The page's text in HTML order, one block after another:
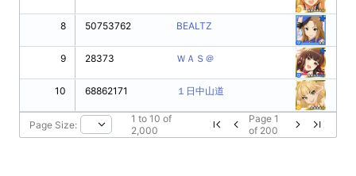
8
9
10
50753762 BEALTZ
28373 ＷＡＳ＠
68862171 １日中山道
Page Size: 1 to 10 of
2,000
Page 1
of 200